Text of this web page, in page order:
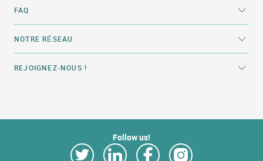
FAQ
NOTRE RÉSEAU
REJOIGNEZ-NOUS !
Follow us!